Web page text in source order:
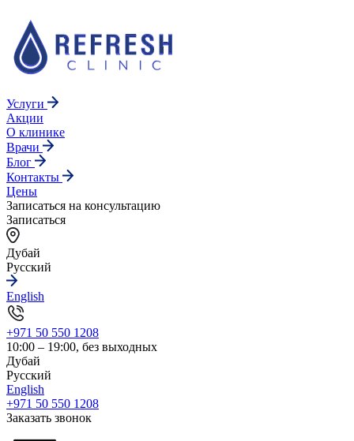
Услуги
Акции
О клинике
Врачи
Блог
Контакты
Цены
Записаться на консультацию
Записаться
Дубай
Русский
English
+971 50 550 1208
10:00 – 19:00, без выходных
Дубай
Русский
English
+971 50 550 1208
Заказать звонок